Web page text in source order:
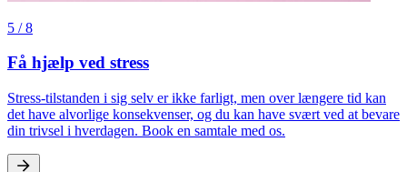
5 /8
Få hjælp ved stress
Stress-tilstanden i sig selv er ikke farligt, men over længere tid kan
det have alvorlige konsekvenser, og du kan have svært ved at bevare
din trivsel i hverdagen. Book en samtale med os.